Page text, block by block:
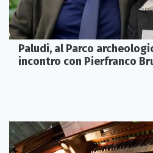
Paludi, al Parco
incontro con Pierfranco